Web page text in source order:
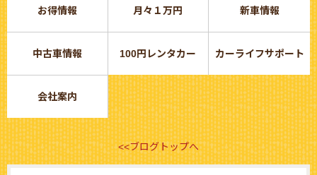
お得情報 月々１万円 新車情報
中古車情報 100円レンタカー カーライフサポート
会社案内
<<ブログトップへ